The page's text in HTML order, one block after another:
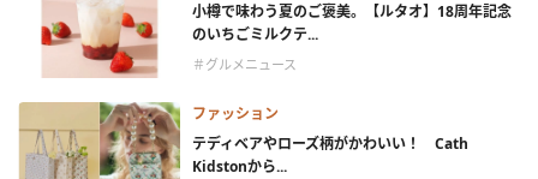
小樽で味わう夏のご褒美。【ルタオ】18周年記念
のいちごミルクテ...
＃グルメニュース
ファッション
テディベアやローズ柄がかわいい！ Cath
Kidstonから...